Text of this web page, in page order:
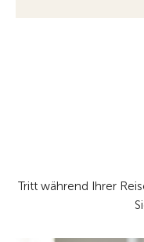
Tritt während Ihrer